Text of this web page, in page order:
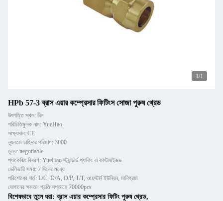
1/1
HPb 57-3 ব্রাস এয়ার কম্প্রেসার ফিটিংস সোজা পুরুষ থ্রেড
উৎপত্তি স্থল: চীন
পরিচিতিমুলক নাম: YueHao
সাক্ষ্যদান: CE
ন্যূনতম চাহিদার পরিমাণ: 3000
মূল্য: negotiable
প্যাকেজিং বিবরণ: YueHao স্ট্যান্ডার্ড প্যাকিং বা কাস্টমাইজড
ডেলিভারি সময়: 7 দিনের মধ্যে
পরিশোধের শর্ত: L/C, D/A, D/P, T/T, ওয়েস্টার্ন ইউনিয়ন, মানিগ্রাম
যোগানের ক্ষমতা: প্রতি সপ্তাহে 70000pcs
বিশেষভাবে তুলে ধরা:ব্রাস এয়ার কম্প্রেসার ফিটিং পুরুষ থ্রেড,